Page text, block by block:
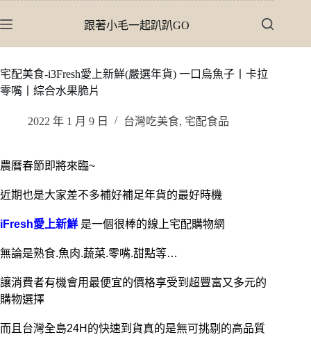
至
內
容
跟著小毛一起趴趴GO
宅配美食-i3Fresh愛上新鮮(嚴選年貨) 一口烏魚子丨卡拉
零嘴丨綜合水果脆片
2022 年 1 月 9 日 台灣吃美食, 宅配食品
農曆春節即將來臨~
近期也是大家差不多補好補足年貨的最好時機
iFresh愛上新鮮 是一個很棒的線上宅配購物網
無論是熟食.魚肉.蔬菜.零嘴.甜點等…
讓消費者有機會用最便宜的價格享受到超豐富又多元的
購物選擇
而且台灣全島24H的快速到貨真的是無可挑剔的高品質